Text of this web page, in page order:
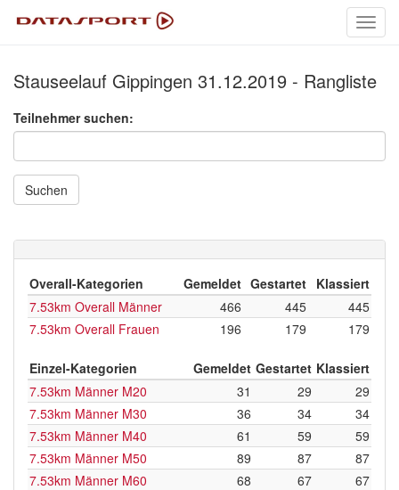
Stauseelauf Gippingen 31.12.2019 - Rangliste
Teilnehmer suchen:
Suchen
Overall-Kategorien Gemeldet Gestartet Klassiert
7.53km Overall Männer
466 445
445
7.53km Overall Frauen
196 179 179
Einzel-Kategorien Gemeldet Gestartet Klassiert
7.53km Männer M20
31 29
29
7.53km Männer M30
36 34
34
7.53km Männer M40
61 59
59
7.53km Männer M50
89 87
87
7.53km Männer M60
68 67
67